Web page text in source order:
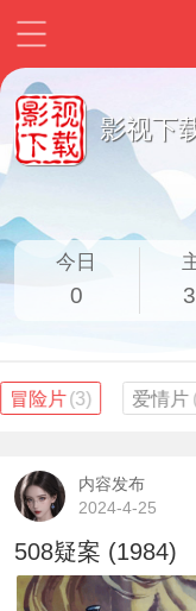
影视下
今日
0
冒险片(3) 爱情片
内容发布
2024-4-25
508疑案 (1984)